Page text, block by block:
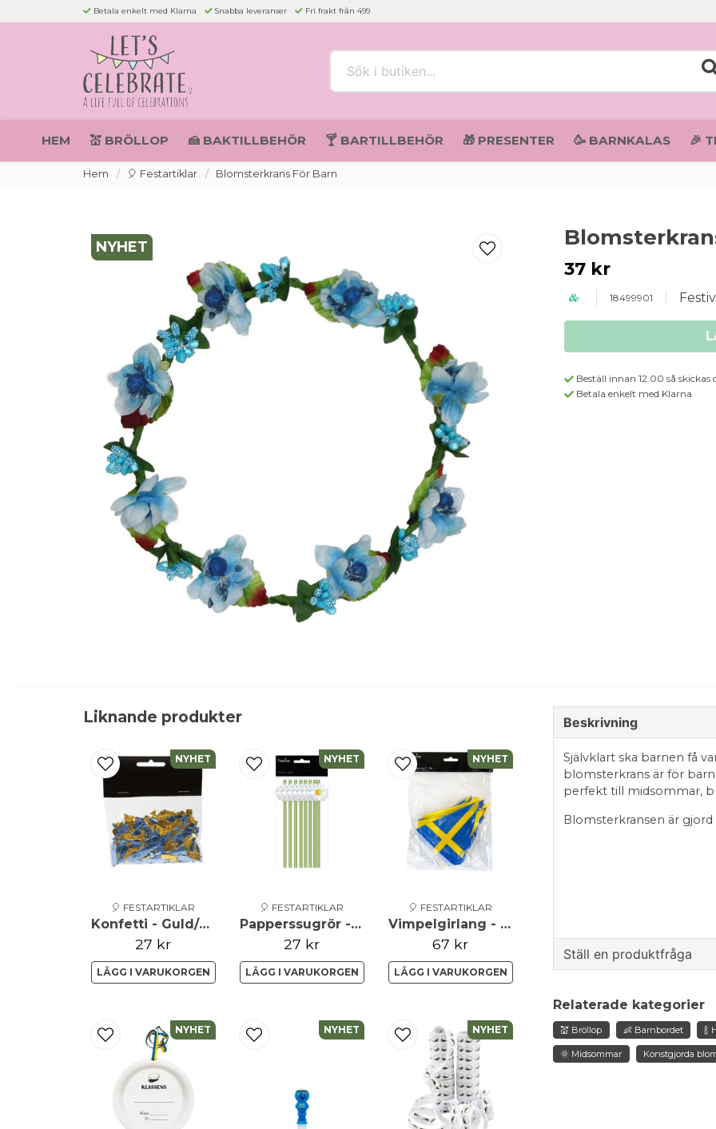
Betala enkelt med Klarna Snabba leveranser Fri frakt från 499
HEM 💒 BRÖLLOP 🍰 BAKTILLBEHÖR 🍸 BARTILLBEHÖR 🎁 PRESENTER 🥳 BARNKALAS 🎉
Hem 🎈 Festartiklar Blomsterkrans För Barn
NYHET
37 kr
18499901
Beställ innan 12.00 så skickas
Betala enkelt med Klarna
Liknande produkter
🎈 FESTARTIKLAR
Konfetti - Guld/Blå
27 kr
LÄGG I VARUKORGEN
NYHET
🎈 FESTARTIKLAR
Papperssugrör - Prästkragar
27 kr
LÄGG I VARUKORGEN
NYHET
🎈 FESTARTIKLAR
Vimpelgirlang - Sverige Flaggor
67 kr
LÄGG I VARUKORGEN
NYHET
NYHET NYHET NYHET
Beskrivning
Självklart ska barnen få
blomsterkrans är för barn
perfekt till midsommar,
Blomsterkransen är
Ställ en produktfråga
Fråga oss något om
Relaterade kategorier
💒 Bröllop 👶 Barnbordet 🍾
🌞 Midsommar Konstgjorda